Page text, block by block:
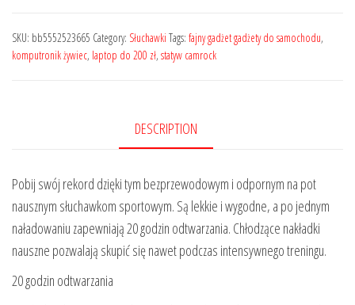
SKU: bb5552523665 Category: Słuchawki Tags: fajny gadżet gadżety do samochodu,
komputronik żywiec, laptop do 200 zł, statyw camrock
DESCRIPTION
Pobij swój rekord dzięki tym bezprzewodowym i odpornym na pot
nausznym słuchawkom sportowym. Są lekkie i wygodne, a po jednym
naładowaniu zapewniają 20 godzin odtwarzania. Chłodzące nakładki
nauszne pozwalają skupić się nawet podczas intensywnego treningu.
20 godzin odtwarzania